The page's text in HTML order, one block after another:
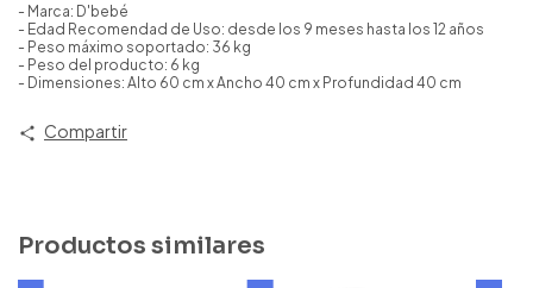
- Marca: D'bebé
- Edad Recomendad de Uso: desde los 9 meses hasta los 12 años
- Peso máximo soportado: 36 kg
- Peso del producto: 6 kg
- Dimensiones: Alto 60 cm x Ancho 40 cm x Profundidad 40 cm
Compartir
Productos similares